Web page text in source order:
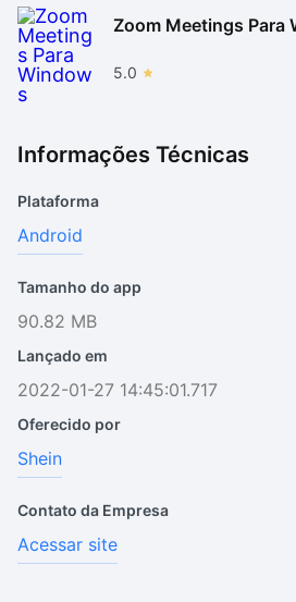
Zoom Meetings Para
5.0
Informações Técnicas
Plataforma
Android
Tamanho do app
90.82 MB
Lançado em
2022-01-27 14:45:01.717
Oferecido por
Shein
Contato da Empresa
Acessar site